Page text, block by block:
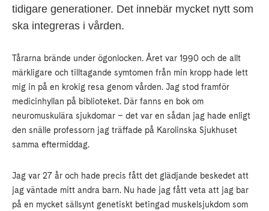
tidigare generationer. Det innebär mycket nytt som
ska integreras i vården.
Tårarna brände under ögonlocken. Året var 1990 och de allt
märkligare och tilltagande symtomen från min kropp hade lett
mig in på en krokig resa genom vården. Jag stod framför
medicinhyllan på biblioteket. Där fanns en bok om
neuromuskulära sjukdomar – det var en sådan jag hade enligt
den snälle professorn jag träffade på Karolinska Sjukhuset
samma eftermiddag.
Jag var 27 år och hade precis fått det glädjande beskedet att
jag väntade mitt andra barn. Nu hade jag fått veta att jag bar
på en mycket sällsynt genetiskt betingad muskelsjukdom som